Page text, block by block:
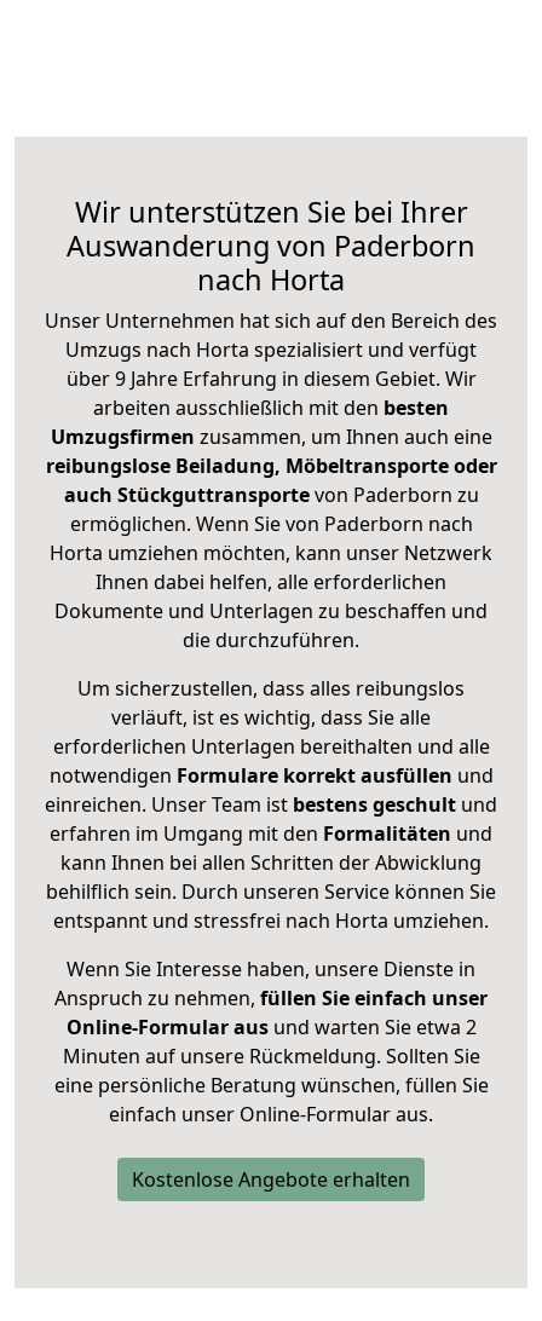
Wir unterstützen Sie bei Ihrer
Auswanderung von Paderborn
nach Horta
Unser Unternehmen hat sich auf den Bereich des
Umzugs nach Horta spezialisiert und verfügt
über 9 Jahre Erfahrung in diesem Gebiet. Wir
arbeiten ausschließlich mit den besten
Umzugsfirmen zusammen, um Ihnen auch eine
reibungslose Beiladung, Möbeltransporte oder
auch Stückguttransportevon Paderborn zu
ermöglichen. Wenn Sie von Paderborn nach
Horta umziehen möchten, kann unser Netzwerk
Ihnen dabei helfen, alle erforderlichen
Dokumente und Unterlagen zu beschaffen und
die durchzuführen.
Um sicherzustellen, dass alles reibungslos
verläuft, ist es wichtig, dass Sie alle
erforderlichen Unterlagen bereithalten und alle
notwendigen Formulare korrekt ausfüllen und
einreichen. Unser Team ist bestens geschult und
erfahren im Umgang mit den Formalitäten und
kann Ihnen bei allen Schritten der Abwicklung
behilflich sein. Durch unseren Service können Sie
entspannt und stressfrei nach Horta umziehen.
Wenn Sie Interesse haben, unsere Dienste in
Anspruch zu nehmen, füllen Sie einfach unser
Online-Formular ausund warten Sie etwa 2
Minuten auf unsere Rückmeldung. Sollten Sie
eine persönliche Beratung wünschen, füllen Sie
einfach unser Online-Formular aus.
Kostenlose Angebote erhalten